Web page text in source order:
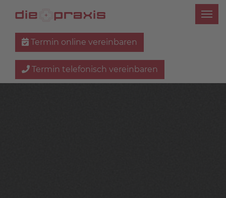
Termin online vereinbaren
Termin telefonisch vereinbaren